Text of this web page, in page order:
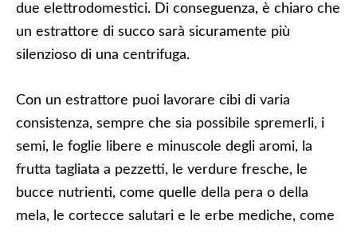
due elettrodomestici. Di conseguenza, è chiaro che
un estrattore di succo sarà sicuramente più
silenzioso di una centrifuga.
Con un estrattore puoi lavorare cibi di varia
consistenza, sempre che sia possibile spremerli, i
semi, le foglie libere e minuscole degli aromi, la
frutta tagliata a pezzetti, le verdure fresche, le
bucce nutrienti, come quelle della pera o della
mela, le cortecce salutari e le erbe mediche, come